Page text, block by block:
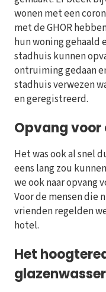
wonen met een
met de GHOR
hun woning gehaald
stadhuis kunnen
ontruiming gedaan
stadhuis verwezen
en geregistreerd.
Opvang voor
Het was ook al snel
eens lang zou
we ook naar opvang
Voor de mensen
vrienden regelden
hotel.
Het